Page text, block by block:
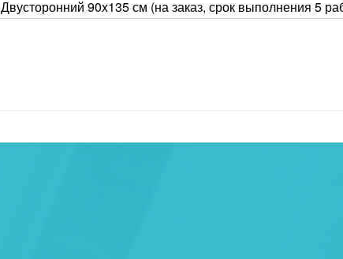
Двусторонний 90x135 см (на заказ, срок выполнения 5